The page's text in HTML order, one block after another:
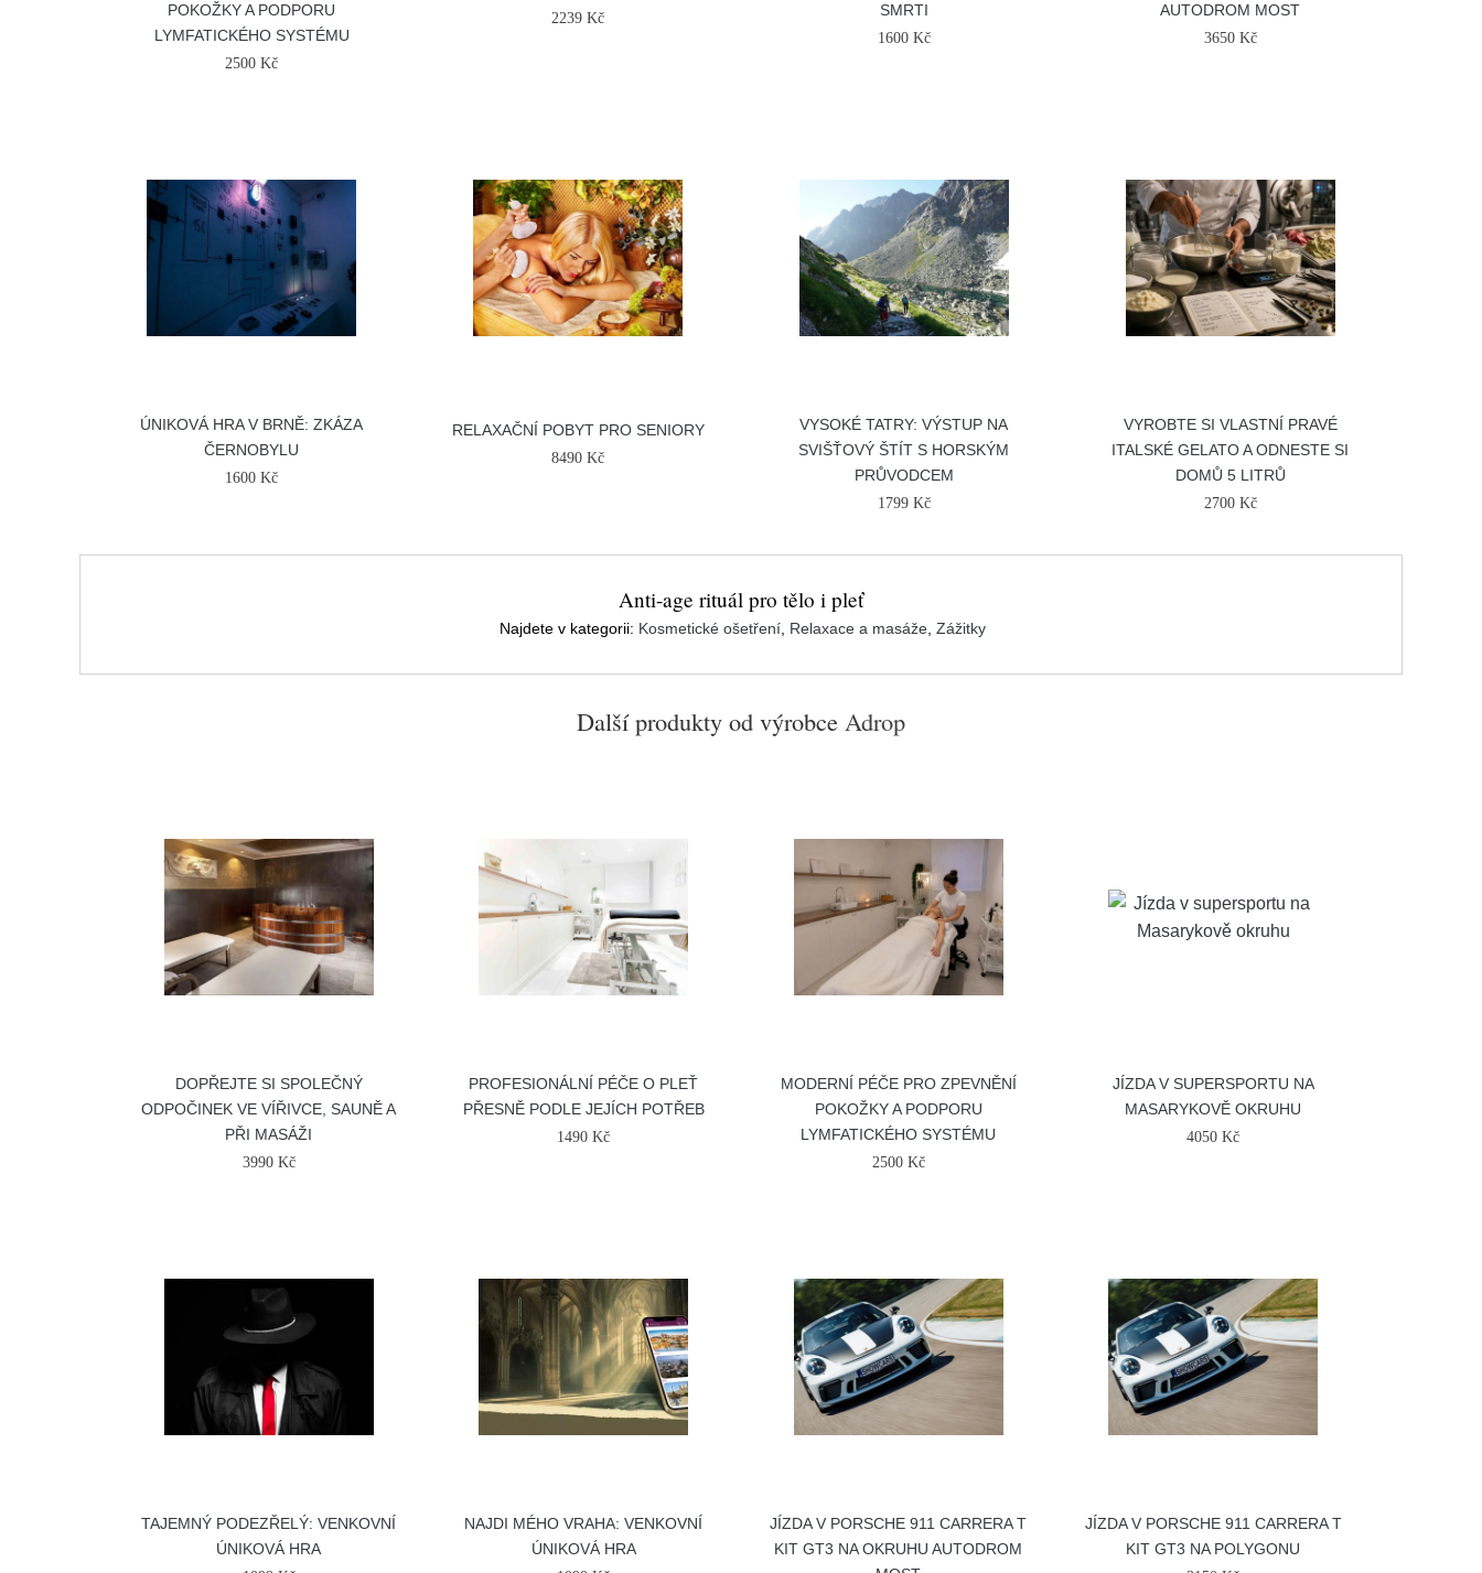
POKOŽKY A PODPORU
LYMFATICKÉHO SYSTÉMU
2500 Kč
2239 Kč
SMRTI
1600 Kč
AUTODROM MOST
3650 Kč
ÚNIKOVÁ HRA V BRNĚ: ZKÁZA
ČERNOBYLU
1600 Kč
RELAXAČNÍ POBYT PRO SENIORY
8490 Kč
VYSOKÉ TATRY: VÝSTUP NA
SVIŠŤOVÝ ŠTÍT S HORSKÝM
PRŮVODCEM
1799 Kč
VYROBTE SI VLASTNÍ PRAVÉ
ITALSKÉ GELATO A ODNESTE SI
DOMŮ 5 LITRŮ
2700 Kč
Anti-age rituál pro tělo i pleť
Najdete v kategorii: Kosmetické ošetření, Relaxace a masáže, Zážitky
Další produkty od výrobce Adrop
DOPŘEJTE SI SPOLEČNÝ
ODPOČINEK VE VÍŘIVCE, SAUNĚ A
PŘI MASÁŽI
3990 Kč
PROFESIONÁLNÍ PÉČE O PLEŤ
PŘESNĚ PODLE JEJÍCH POTŘEB
1490 Kč
MODERNÍ PÉČE PRO ZPEVNĚNÍ
POKOŽKY A PODPORU
LYMFATICKÉHO SYSTÉMU
2500 Kč
JÍZDA V SUPERSPORTU NA
MASARYKOVĚ OKRUHU
4050 Kč
TAJEMNÝ PODEZŘELÝ: VENKOVNÍ
ÚNIKOVÁ HRA
NAJDI MÉHO VRAHA: VENKOVNÍ
ÚNIKOVÁ HRA
JÍZDA V PORSCHE 911 CARRERA T
KIT GT3 NA OKRUHU AUTODROM
JÍZDA V PORSCHE 911 CARRERA T
KIT GT3 NA POLYGONU